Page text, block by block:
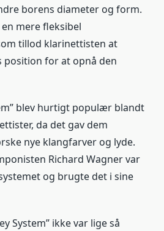
borens diameter og form.
mere fleksibel
tillod klarinettisten at
position for at opnå den
blev hurtigt populær blandt
da det gav dem
nye klangfarver og lyde.
Richard Wagner var
og brugte det i sine
System” ikke var lige så